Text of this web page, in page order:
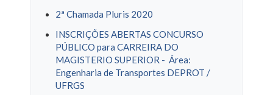
2ª Chamada Pluris 2020
INSCRIÇÕES ABERTAS CONCURSO
PÚBLICO para CARREIRA DO
MAGISTERIO SUPERIOR - Área:
Engenharia de Transportes DEPROT /
UFRGS